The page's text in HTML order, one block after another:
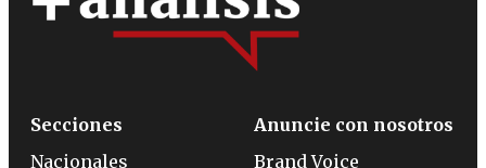
Secciones
Nacionales
Anuncie con nosotros
Brand Voice